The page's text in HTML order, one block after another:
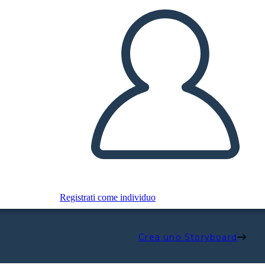
Registrati come individuo
Crea uno Storyboard